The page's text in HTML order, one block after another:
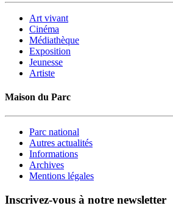
Art vivant
Cinéma
Médiathèque
Exposition
Jeunesse
Artiste
Maison du Parc
Parc national
Autres actualités
Informations
Archives
Mentions légales
Inscrivez-vous à notre newsletter